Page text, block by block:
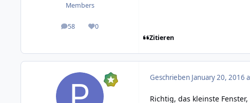
Members
58
posts 0
Reputation
Zitieren
Geschrieben January 20, 2016
Richtig, das kleinste